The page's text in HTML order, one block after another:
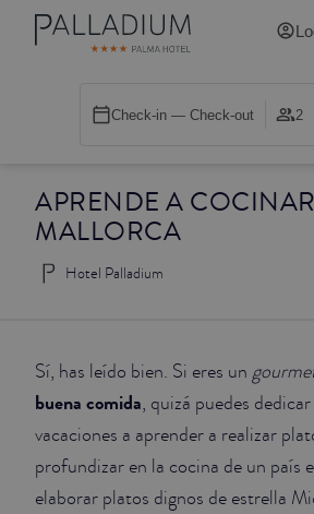
APRENDE A
MALLORCA
Hotel Palladium
Sí, has leído bien. Si eres un
buena comida, quizá puedes
vacaciones a aprender a realizar
profundizar en la cocina de un país
elaborar platos dignos de estrella
Check-in — Check-out 2
SINGLE BALCONY CATHEDRAL
DOUBLE WHITE
DOUBLE INN CATHEDRAL
SUPERIOR